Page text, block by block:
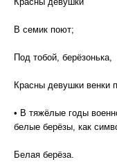
В семик поют;
Под тобой, берёзонька,
Красны девушки венки
• В тяжёлые годы
белые берёзы, как
Белая берёза.